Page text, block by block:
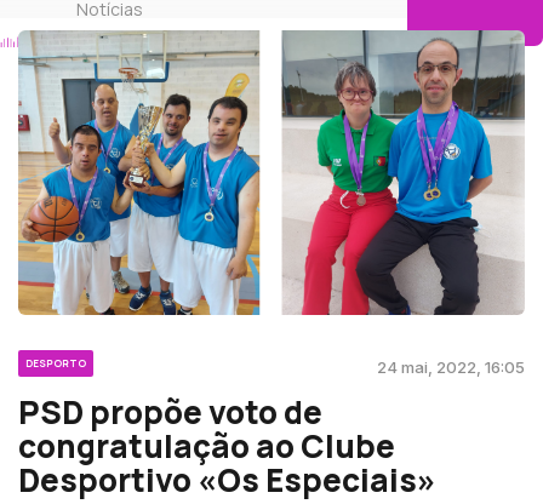
Notícias
DESPORTO 24 mai, 2022, 16:05
PSD propõe voto de
congratulação ao Clube
Desportivo «Os Especiais»